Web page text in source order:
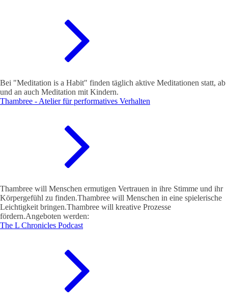
Bei "Meditation is a Habit" finden täglich aktive Meditationen statt, ab
und an auch Meditation mit Kindern.
Thambree - Atelier für performatives Verhalten
Thambree will Menschen ermutigen Vertrauen in ihre Stimme und ihr
Körpergefühl zu finden.Thambree will Menschen in eine spielerische
Leichtigkeit bringen.Thambree will kreative Prozesse
fördern.Angeboten werden:
The L Chronicles Podcast